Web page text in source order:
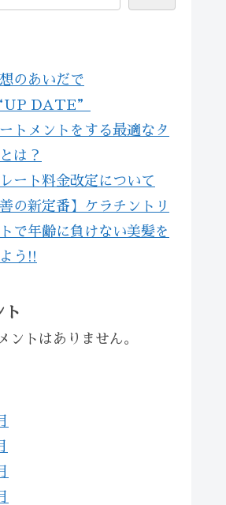
のあいだで
DATE”
トメントをする最適なタ
は？
ート料金改定について
善の新定番】ケラチントリ
で年齢に負けない美髪を
う!!
ト
ントはありません。